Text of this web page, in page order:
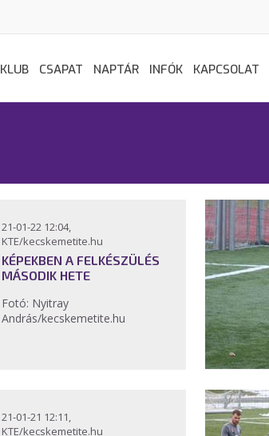
KLUB CSAPAT NAPTÁR INFÓK KAPCSOLAT
21-01-22 12:04,
KTE/kecskemetite.hu
KÉPEKBEN A FELKÉSZÜLÉS
MÁSODIK HETE
Fotó: Nyitray
András/kecskemetite.hu
21-01-21 12:11,
KTE/kecskemetite.hu